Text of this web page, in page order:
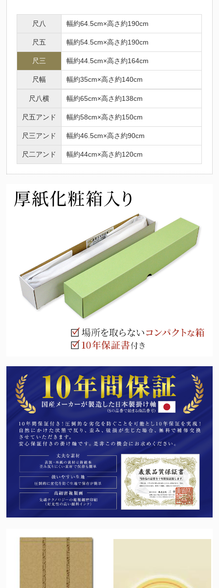
尺八 幅約64.5cm×高さ約190cm
尺五 幅約54.5cm×高さ約190cm
尺三 幅約44.5cm×高さ約164cm
尺幅 幅約35cm×高さ約140cm
尺八横 幅約65cm×高さ約138cm
尺五アンド 幅約58cm×高さ約150cm
尺三アンド 幅約46.5cm×高さ約90cm
尺二アンド 幅約44cm×高さ約120cm